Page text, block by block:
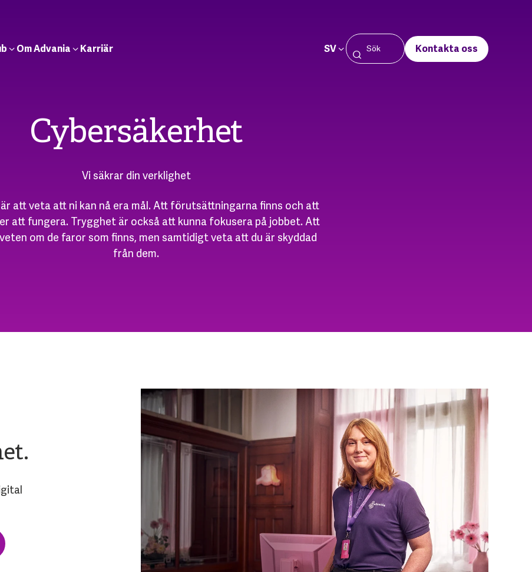
Om Advania Karriär SV Kontakta oss
Cybersäkerhet
Vi säkrar din verklighet
att veta att ni kan nå era mål. Att förutsättningarna finns och att
att fungera. Trygghet är också att kunna fokusera på jobbet. Att
om de faror som finns, men samtidigt veta att du är skyddad
från dem.